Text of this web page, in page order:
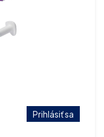
Prihlásiť sa